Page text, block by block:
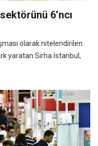
6’ncı
olarak nitelendirilen
yaratan Sirha İstanbul,